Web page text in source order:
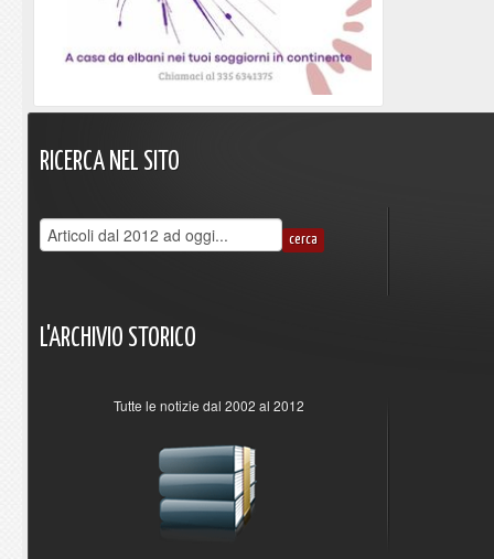
RICERCA NEL SITO
L'ARCHIVIO STORICO
Tutte le notizie dal 2002 al 2012